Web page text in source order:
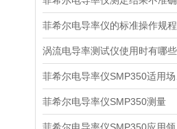
菲希尔电导率仪的标准操作规程
菲希尔电导率仪SMP350测量